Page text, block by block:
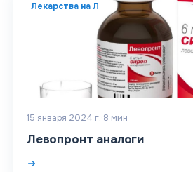
Лекарства на Л
15 января 2024 г.·8 мин
Левопронт аналоги